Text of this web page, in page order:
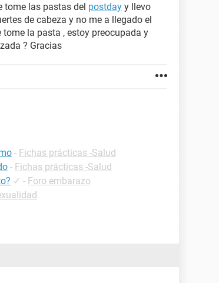
tome las pastas del postday y llevo
de cabeza y no me a llegado el
la pasta , estoy preocupada y
? Gracias
- Fichas prácticas -Salud
- Fichas prácticas -Salud
✓ - Foro embarazo